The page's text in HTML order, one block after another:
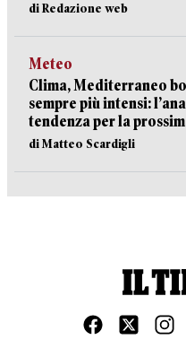
di Redazione web
Meteo
Clima, Mediterraneo
sempre più intensi:
tendenza per la
di Matteo Scardigli